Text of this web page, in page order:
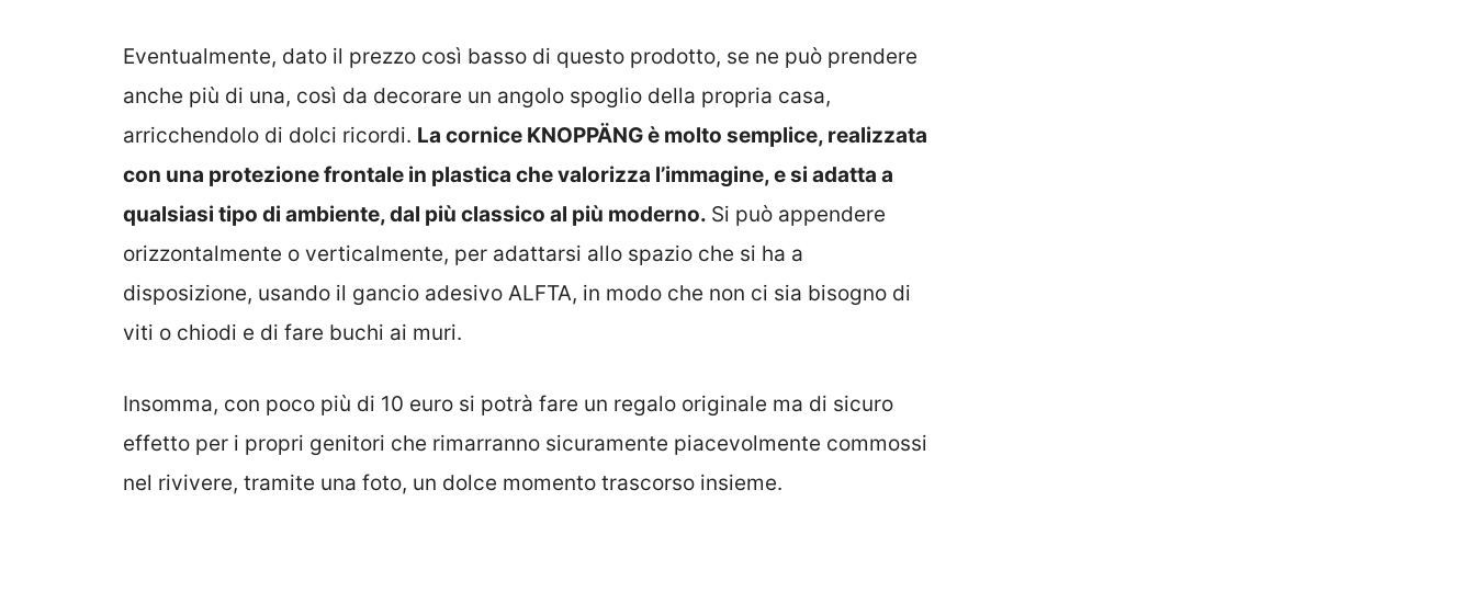
Eventualmente, dato il prezzo così basso di questo prodotto, se ne può prendere
anche più di una, così da decorare un angolo spoglio della propria casa,
arricchendolo di dolci ricordi. La cornice KNOPPÄNG è molto semplice, realizzata
con una protezione frontale in plastica che valorizza l’immagine, e si adatta a
qualsiasi tipo di ambiente, dal più classico al più moderno. Si può appendere
orizzontalmente o verticalmente, per adattarsi allo spazio che si ha a
disposizione, usando il gancio adesivo ALFTA, in modo che non ci sia bisogno di
viti o chiodi e di fare buchi ai muri.
Insomma, con poco più di 10 euro si potrà fare un regalo originale ma di sicuro
effetto per i propri genitori che rimarranno sicuramente piacevolmente commossi
nel rivivere, tramite una foto, un dolce momento trascorso insieme.